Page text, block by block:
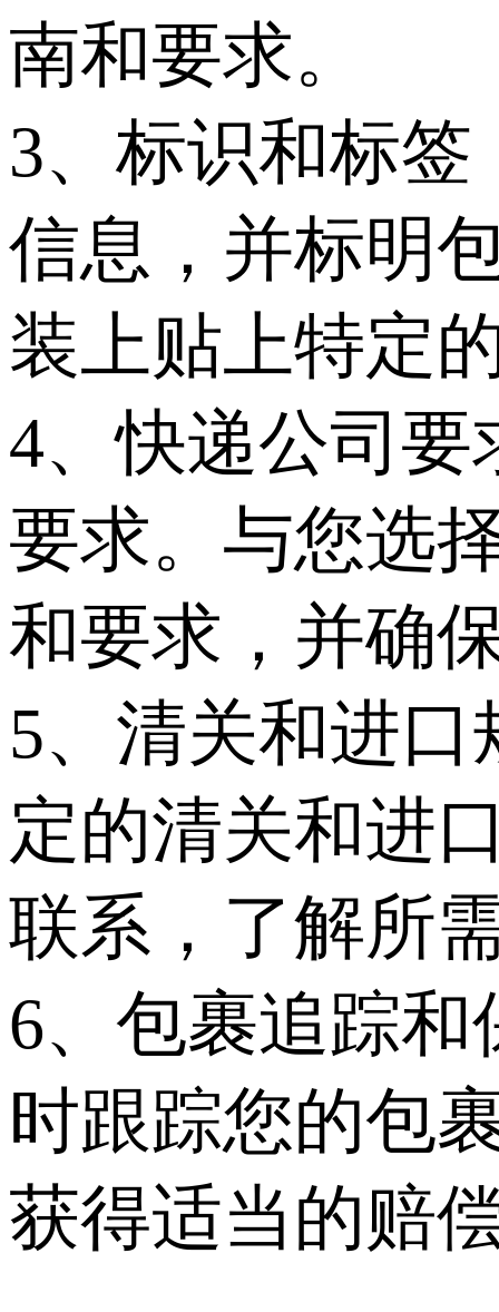
南和要求。
3、标识和标
信息，并标明
装上贴上特定
4、快递公司
要求。与您选
和要求，并确
5、清关和进
定的清关和进
联系，了解所
6、包裹追踪
时跟踪您的包
获得适当的赔